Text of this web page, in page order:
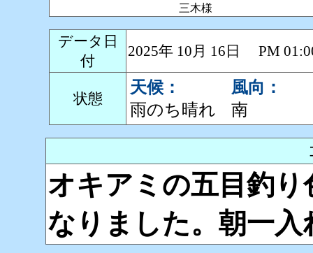
三木様
データ日
付
2025年 10月 16日 PM
状態
天候：
雨のち晴れ
風向：
南
オキアミの五目釣
なりました。朝一